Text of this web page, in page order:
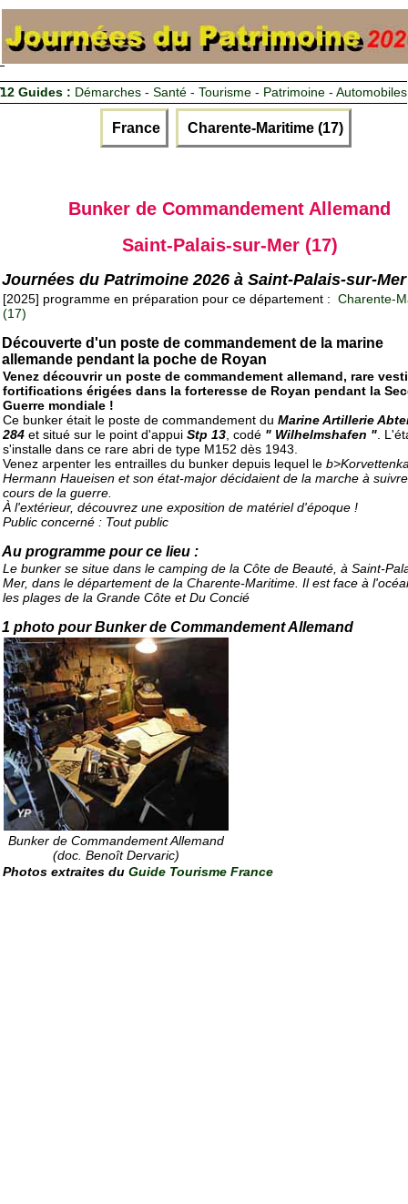
12 Guides : Démarches - Santé - Tourisme - Patrimoine - Automobiles
France Charente-Maritime (17)
Bunker de Commandement Allemand
Saint-Palais-sur-Mer (17)
Journées du Patrimoine 2026 à Saint-Palais-sur-Mer
[2025] programme en préparation pour ce département : Charente-
(17)
Découverte d'un poste de commandement de la marine
allemande pendant la poche de Royan
Venez découvrir un poste de commandement allemand, rare
fortifications érigées dans la forteresse de Royan pendant la
Guerre mondiale !
Ce bunker était le poste de commandement du Marine Artillerie
284 et situé sur le point d'appui Stp 13, codé " Wilhelmshafen ".
s'installe dans ce rare abri de type M152 dès 1943.
Venez arpenter les entrailles du bunker depuis lequel le
Hermann Haueisen et son état-major décidaient de la marche à
cours de la guerre.
À l'extérieur, découvrez une exposition de matériel d'époque !
Public concerné : Tout public
Au programme pour ce lieu :
Le bunker se situe dans le camping de la Côte de Beauté, à Saint-
Mer, dans le département de la Charente-Maritime. Il est face à
les plages de la Grande Côte et Du Concié
1 photo pour Bunker de Commandement Allemand
Bunker de Commandement Allemand
(doc. Benoît Dervaric)
Photos extraites du Guide Tourisme France